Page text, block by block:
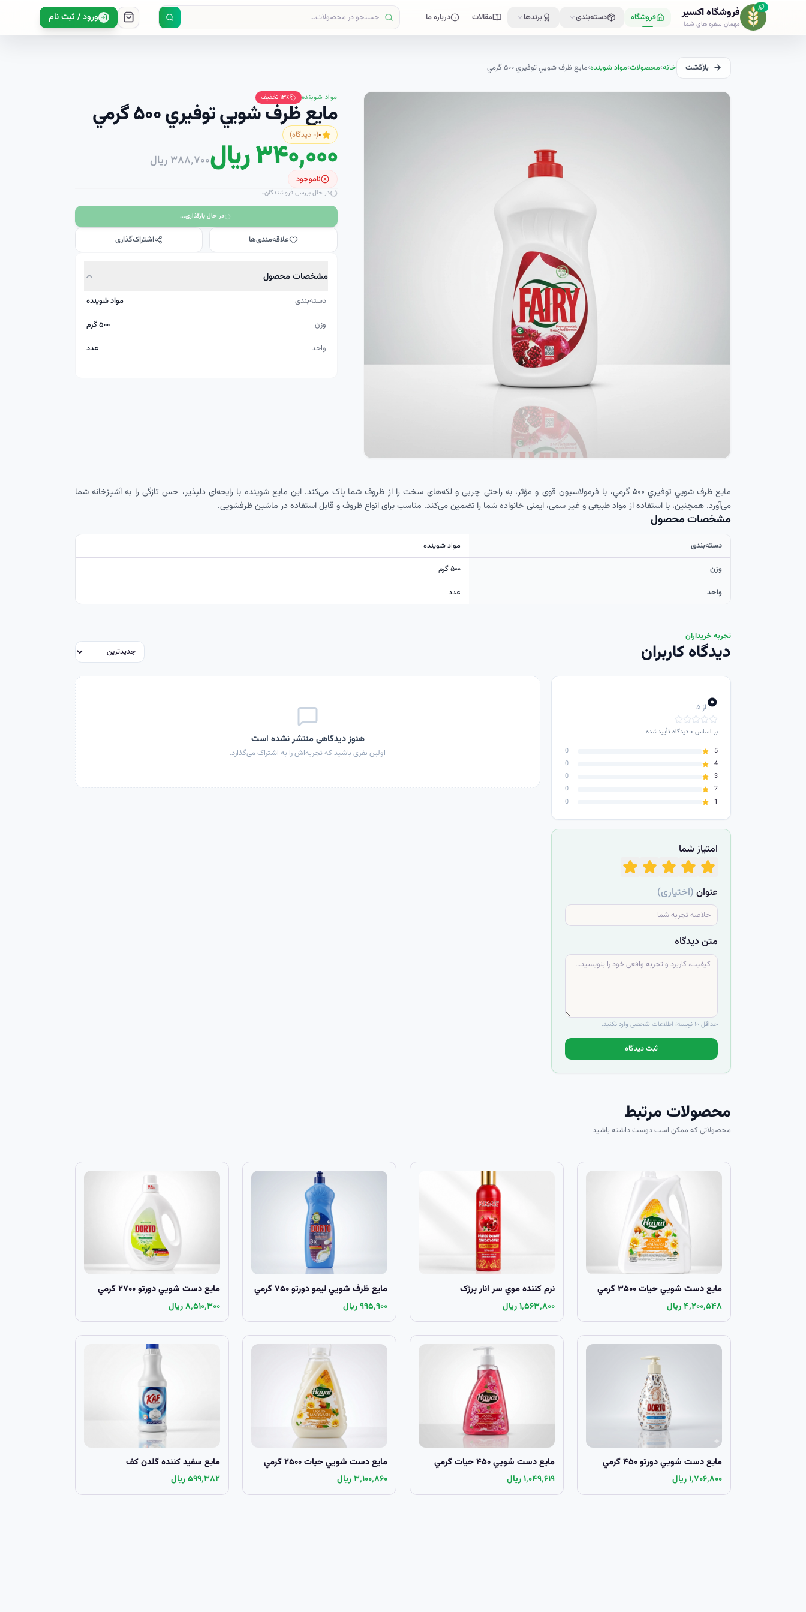
فروشگاه اکسیر
مهمان سفره های شما
فروشگاه مقالات درباره ما دسته‌بندی برندها ورود / ثبت نام
بازگشت خانه›محصولات›مواد شوینده›مايع ظرف شويي توفيري ۵۰۰ گرمي
مواد شوینده ۱۳٪ تخفیف
مايع ظرف شويي توفيري ۵۰۰ گرمي
۰(۰ دیدگاه)
۳۴۰٬۰۰۰ ریال ۳۸۸٬۷۰۰ ریال
ناموجود
در حال بررسی فروشندگان…
در حال بارگذاری...
علاقه‌مندی‌ها اشتراک‌گذاری
مشخصات محصول
دسته‌بندی
مواد شوینده
وزن
۵۰۰ گرم
واحد
عدد
مايع ظرف شويي توفيري ۵۰۰ گرمي، با فرمولاسیون قوی و مؤثر، به راحتی چربی و لکه‌های سخت را از ظروف شما پاک می‌کند. این مایع شوینده با رایحه‌ای دلپذیر، حس تازگی را به آشپزخانه شما
می‌آورد. همچنین، با استفاده از مواد طبیعی و غیر سمی، ایمنی خانواده شما را تضمین می‌کند. مناسب برای انواع ظروف و قابل استفاده در ماشین ظرفشویی.
مشخصات محصول
دسته‌بندی
مواد شوینده
وزن
۵۰۰ گرم
واحد
عدد
تجربه خریداران
دیدگاه کاربران
۰از ۵
بر اساس ۰دیدگاه تأییدشده
5
0
4
0
3
0
2
0
1
0
امتیاز شما
عنوان(اختیاری)
متن دیدگاه
حداقل ۱۰ نویسه؛ اطلاعات شخصی وارد نکنید.
ثبت دیدگاه
هنوز دیدگاهی منتشر نشده است
اولین نفری باشید که تجربه‌اش را به اشتراک می‌گذارد.
محصولات مرتبط
محصولاتی که ممکن است دوست داشته باشید
مايع دست شويي حيات ۳۵۰۰ گرمي
۴٬۲۰۰٬۵۴۸ ریال
نرم کننده موي سر انار پرژک
۱٬۵۶۳٬۸۰۰ ریال
مايع ظرف شويي لیمو دورتو ۷۵۰ گرمي
۹۹۵٬۹۰۰ ریال
مايع دست شويي دورتو ۲۷۰۰ گرمي
۸٬۵۱۰٬۳۰۰ ریال
مايع دست شويي دورتو ۴۵۰ گرمي
۱٬۷۰۶٬۸۰۰ ریال
مايع دست شويي ۴۵۰ حيات گرمي
۱٬۰۴۹٬۶۱۹ ریال
مايع دست شويي حيات ۲۵۰۰ گرمي
۳٬۱۰۰٬۸۶۰ ریال
مايع سفيد کننده گلدن کف
۵۹۹٬۳۸۲ ریال